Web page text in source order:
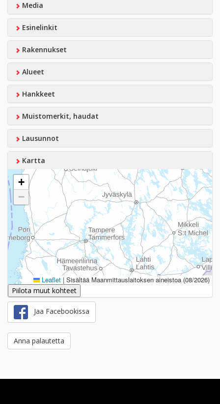
Media
Esinelinkit
Rakennukset
Alueet
Hankkeet
Muistomerkit, haudat
Lausunnot
Kartta
+
−
Leaflet | Sisältää Maanmittauslaitoksen aineistoa (08/2026)
Piilota muut kohteet
Jaa Facebookissa
Anna palautetta